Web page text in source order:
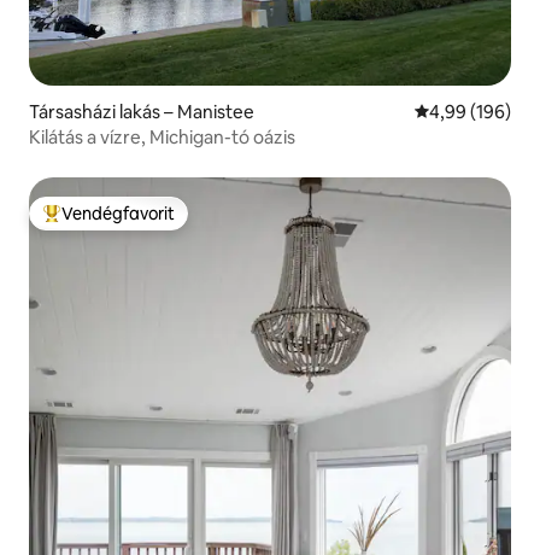
Társasházi lakás – Manistee Átlagos
4,99 (196)
Kilátás a vízre, Michigan-tó oázis
Kiemelt vendégfavorit
Vendégfavorit